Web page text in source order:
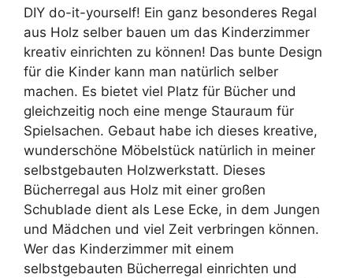
DIY do-it-yourself! Ein ganz besonderes Regal
aus Holz selber bauen um das Kinderzimmer
kreativ einrichten zu können! Das bunte Design
für die Kinder kann man natürlich selber
machen. Es bietet viel Platz für Bücher und
gleichzeitig noch eine menge Stauraum für
Spielsachen. Gebaut habe ich dieses kreative,
wunderschöne Möbelstück natürlich in meiner
selbstgebauten Holzwerkstatt. Dieses
Bücherregal aus Holz mit einer großen
Schublade dient als Lese Ecke, in dem Jungen
und Mädchen und viel Zeit verbringen können.
Wer das Kinderzimmer mit einem
selbstgebauten Bücherregal einrichten und